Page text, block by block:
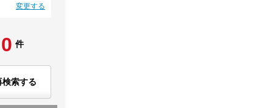
変更する
0 件
検索する